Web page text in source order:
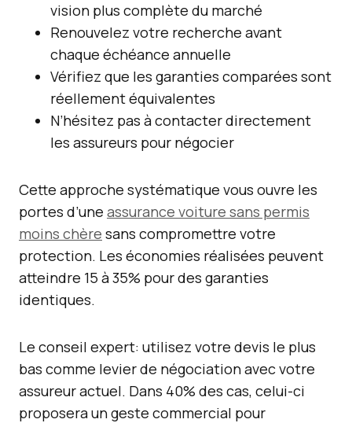
vision plus complète du marché
Renouvelez votre recherche avant
chaque échéance annuelle
Vérifiez que les garanties comparées sont
réellement équivalentes
N’hésitez pas à contacter directement
les assureurs pour négocier
Cette approche systématique vous ouvre les
portes d’une assurance voiture sans permis
moins chère sans compromettre votre
protection. Les économies réalisées peuvent
atteindre 15 à 35% pour des garanties
identiques.
Le conseil expert: utilisez votre devis le plus
bas comme levier de négociation avec votre
assureur actuel. Dans 40% des cas, celui-ci
proposera un geste commercial pour